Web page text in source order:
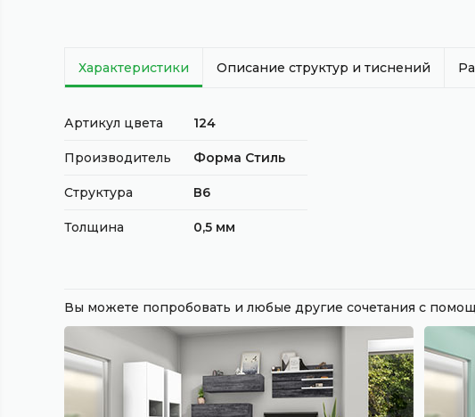
Характеристики Описание структур и тиснений
Артикул цвета 124
Производитель Форма Стиль
Структура В6
Толщина 0,5 мм
Вы можете попробовать и любые другие сочетания с